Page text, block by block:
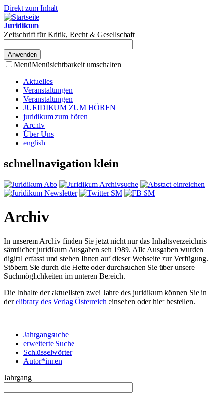
Direkt zum Inhalt
Juridikum
Zeitschrift für Kritik, Recht & Gesellschaft
MenüMenüsichtbarkeit umschalten
Aktuelles
Veranstaltungen
Veranstaltungen
JURIDIKUM ZUM HÖREN
juridikum zum hören
Archiv
Über Uns
english
schnellnavigation klein
Archiv
In unserem Archiv finden Sie jetzt nicht nur das Inhaltsverzeichnis
sämtlicher juridikum Ausgaben seit 1989. Alle Ausgaben wurden
digital erfasst und stehen Ihnen auf dieser Webseite zur Verfügung.
Stöbern Sie durch die Hefte oder durchsuchen Sie über unsere
Suchmöglichkeiten im unteren Bereich.
Die Inhalte der aktuellsten zwei Jahre des juridikum können Sie in
derelibrary des Verlag Österreich einsehen oder hier bestellen.
Jahrgangsuche
erweiterte Suche
Schlüsselwörter
Autor*innen
Jahrgang